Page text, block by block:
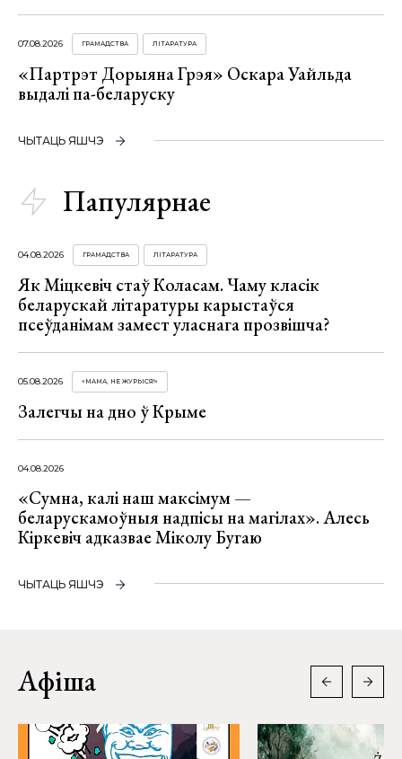
07.08.2026 ГРАМАДСТВА ЛІТАРАТУРА
«Партрэт Дорыяна Грэя» Оскара Уайльда
выдалі па-беларуску
ЧЫТАЦЬ ЯШЧЭ
Папулярнае
04.08.2026 ГРАМАДСТВА ЛІТАРАТУРА
Як Міцкевіч стаў Коласам. Чаму класік
беларускай літаратуры карыстаўся
псеўданімам замест уласнага прозвішча?
05.08.2026 «МАМА, НЕ ЖУРЫСЯ!»
Залегчы на дно ў Крыме
04.08.2026
«Сумна, калі наш максімум —
беларускамоўныя надпісы на магілах». Алесь
Кіркевіч адказвае Міколу Бугаю
ЧЫТАЦЬ ЯШЧЭ
Афіша